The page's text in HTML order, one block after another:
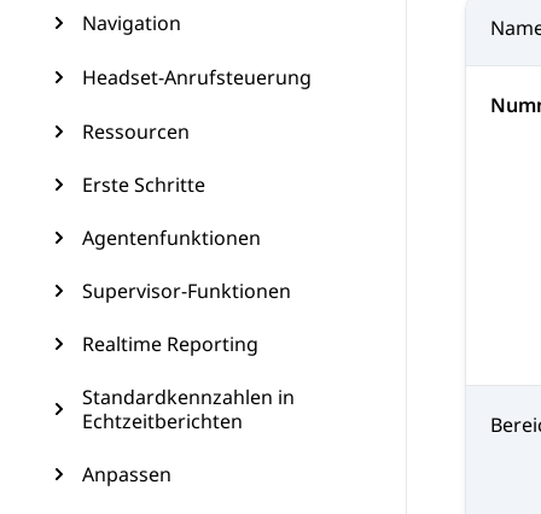
Navigation
Headset-Anrufsteuerung
Ressourcen
Erste Schritte
Agentenfunktionen
Supervisor-Funktionen
Realtime Reporting
Standardkennzahlen in
Echtzeitberichten
Anpassen